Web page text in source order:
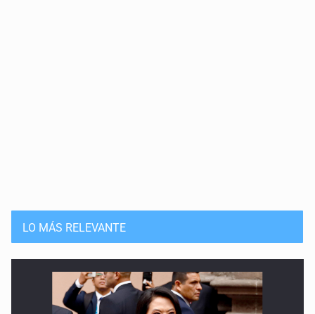
LO MÁS RELEVANTE